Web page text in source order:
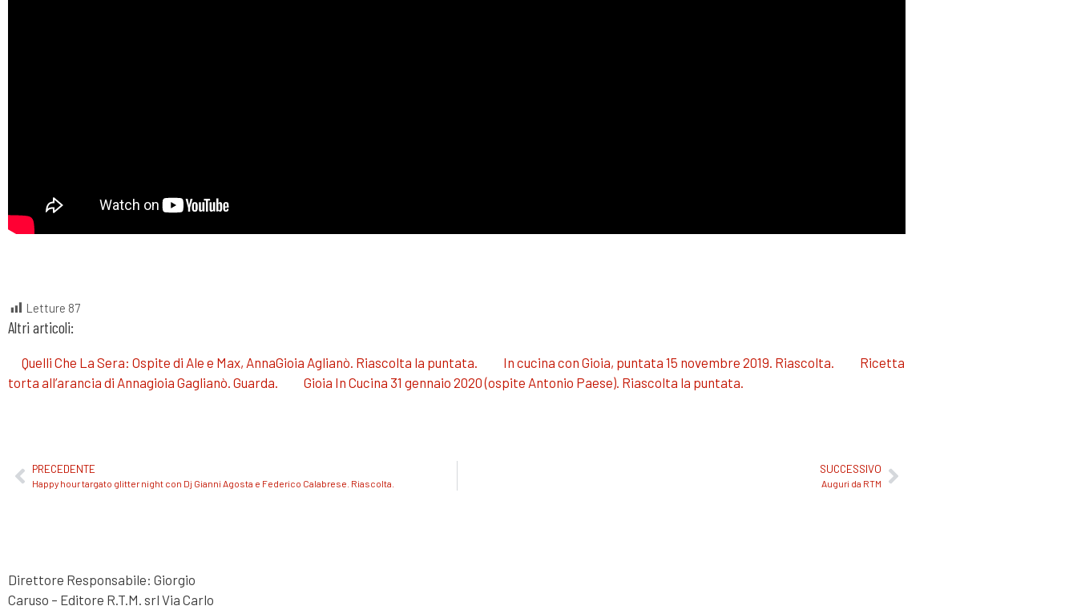
Letture 87
Altri articoli:
Quelli Che La Sera: Ospite di Ale e Max, AnnaGioia Aglianò. Riascolta la puntata. In cucina con Gioia, puntata 15 novembre 2019. Riascolta.
Ricetta
torta all’arancia di Annagioia Gaglianò. Guarda.
Gioia In Cucina 31 gennaio 2020 (ospite Antonio Paese). Riascolta la puntata.
PRECEDENTE
Happy hour targato glitter night con Dj Gianni Agosta e Federico Calabrese. Riascolta.
SUCCESSIVO
Auguri da RTM
Direttore Responsabile: Giorgio
Caruso – Editore R.T.M. srl Via Carlo